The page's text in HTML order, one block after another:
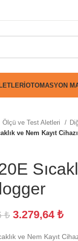
OTOMASYON
Ölçü ve Test Aletleri
ve Nem Kayıt
₺ 3.279,64 ₺
ve Nem Kayıt